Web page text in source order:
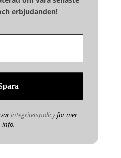
erbjudanden!
integritetspolicyför mer
info.